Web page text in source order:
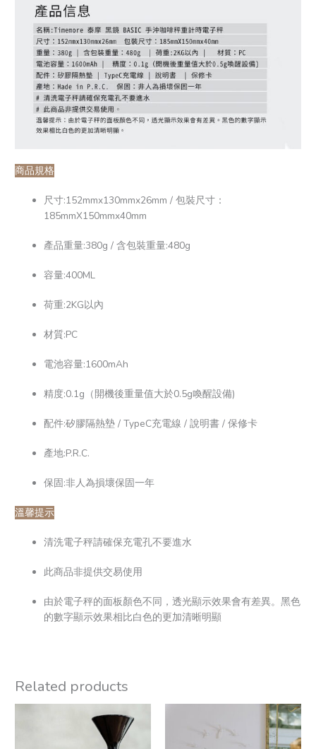
商品規格
尺寸:152mmx130mmx26mm / 包裝尺寸：
185mmX150mmx40mm
產品重量:380g / 含包裝重量:480g
容量:400ML
荷重:2KG以內
材質:PC
電池容量:1600mAh
精度:0.1g（開機後重量值大於0.5g喚醒設備)
配件:矽膠隔熱墊 / TypeC充電線 / 說明書 / 保修卡
產地:P.R.C.
保固:非人為損壞保固一年
溫馨提示
清洗電子秤請確保充電孔不要進水
此商品非提供交易使用
由於電子秤的面板顏色不同，透光顯示效果會有差異。黑色
的數字顯示效果相比白色的更加清晰明顯
Related products